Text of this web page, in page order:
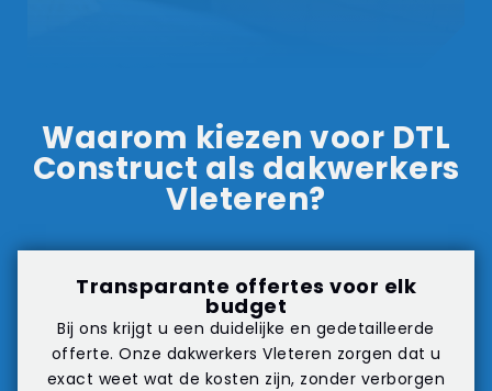
Waarom kiezen voor DTL
Construct als dakwerkers
Vleteren?
Transparante offertes voor elk
budget
Bij ons krijgt u een duidelijke en gedetailleerde
offerte. Onze dakwerkers Vleteren zorgen dat u
exact weet wat de kosten zijn, zonder verborgen